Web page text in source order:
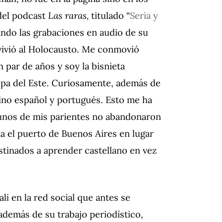
podcast Las raras, titulado “Seria y
las grabaciones en audio de su
al Holocausto. Me conmovió
de años y soy la bisnieta
del Este. Curiosamente, además de
español y portugués. Esto me ha
de mis parientes no abandonaron
el puerto de Buenos Aires en lugar
a aprender castellano en vez
en la red social que antes se
de su trabajo periodístico,